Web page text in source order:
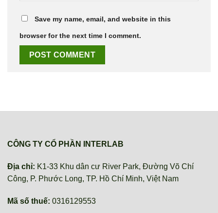
Save my name, email, and website in this
browser for the next time I comment.
CÔNG TY CỔ PHẦN INTERLAB
Địa chỉ: K1-33 Khu dân cư River Park, Đường Võ Chí
Công, P. Phước Long, TP. Hồ Chí Minh, Việt Nam
Mã số thuế: 0316129553